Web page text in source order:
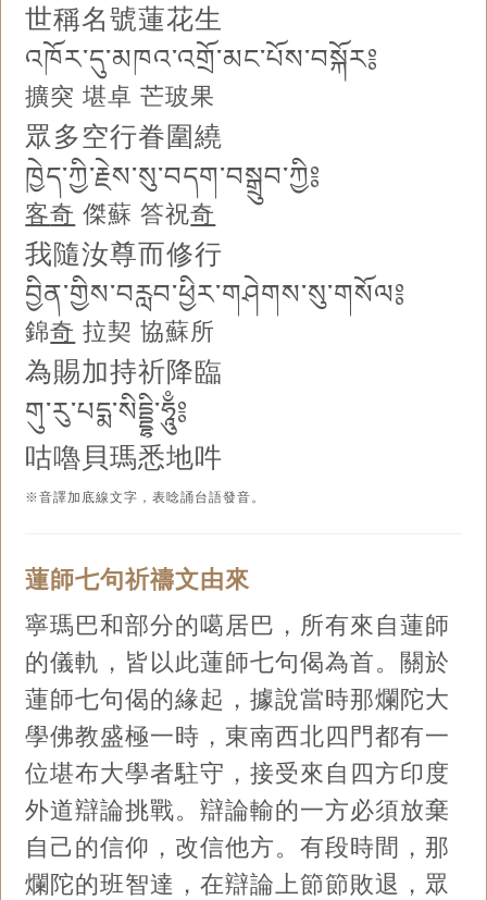
世稱名號蓮花生
འཁོར་དུ་མཁའ་འགྲོ་མང་པོས་བསྐོར༔
擴突 堪卓 芒玻果
眾多空行眷圍繞
ཁྱེད་ཀྱི་རྗེས་སུ་བདག་བསྒྲུབ་ཀྱི༔
客奇 傑蘇 答祝奇
我隨汝尊而修行
བྱིན་གྱིས་བརླབ་ཕྱིར་གཤེགས་སུ་གསོལ༔
錦奇 拉契 協蘇所
為賜加持祈降臨
གུ་རུ་པདྨ་སིདྡྷི་ཧཱུྃ༔
咕嚕貝瑪悉地吽
※音譯加底線文字，表唸誦台語發音。
蓮師七句祈禱文由來
寧瑪巴和部分的噶居巴，所有來自蓮師
的儀軌，皆以此蓮師七句偈為首。關於
蓮師七句偈的緣起，據說當時那爛陀大
學佛教盛極一時，東南西北四門都有一
位堪布大學者駐守，接受來自四方印度
外道辯論挑戰。辯論輸的一方必須放棄
自己的信仰，改信他方。有段時間，那
爛陀的班智達，在辯論上節節敗退，眾